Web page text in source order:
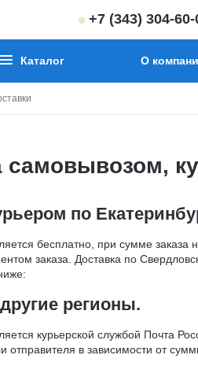
+7 (343) 304-60-
Каталог О
самовывозом,
по
бесплатно, при сумме заказа
заказа. Доставка по
регионы.
курьерской службой Почта
отправителя в зависимости от